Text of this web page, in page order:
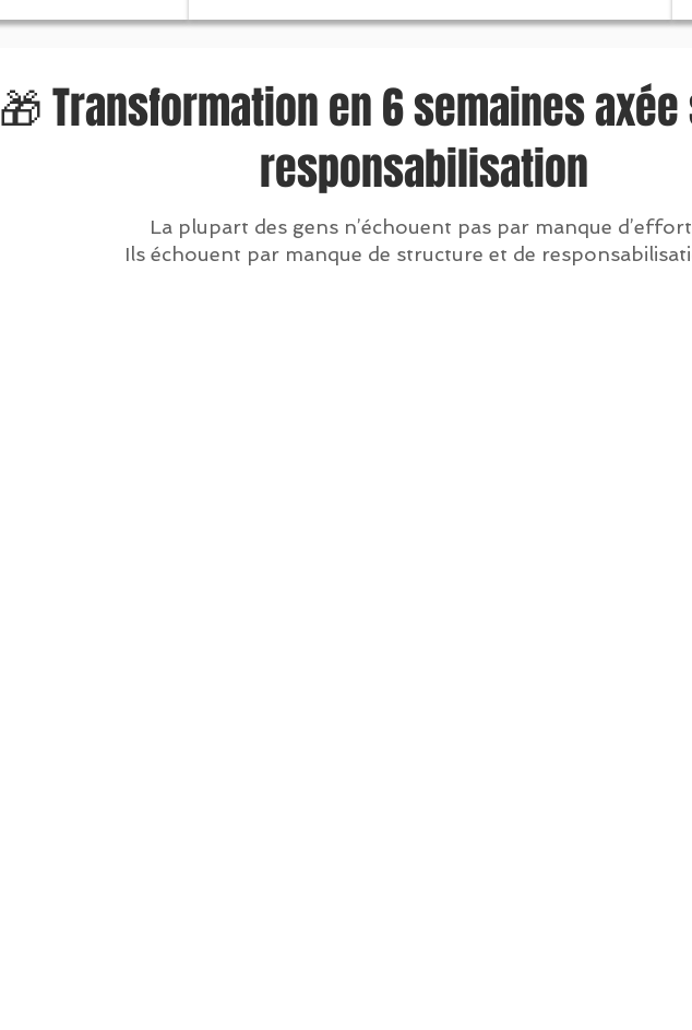
🎁 Transformation en 6 semaines
responsabilisation
La plupart des gens n’échouent pas par manque
Ils échouent par manque de structure et de